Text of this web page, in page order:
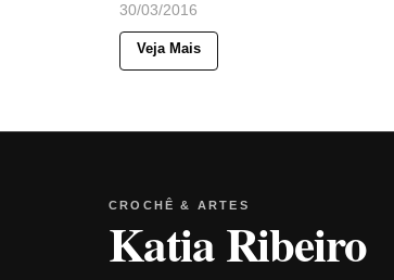
30/03/2016
Veja Mais
CROCHÊ & ARTES
Katia Ribeiro